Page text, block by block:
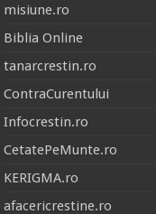
misiune.ro
Biblia Online
tanarcrestin.ro
ContraCurentului
Infocrestin.ro
CetatePeMunte.ro
KERIGMA.ro
afacericrestine.ro